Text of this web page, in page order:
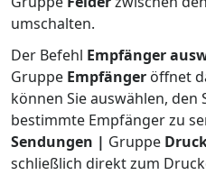
umschalten.
Der Befehl Empfänger
Gruppe Empfänger öffnet
können Sie auswählen, den
bestimmte Empfänger zu
Sendungen | Gruppe
schließlich direkt zum